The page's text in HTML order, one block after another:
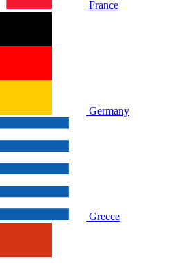
France
Germany
Greece